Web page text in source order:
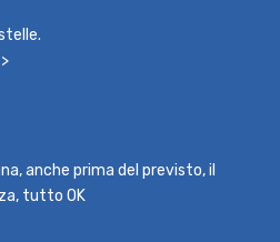
anche prima del previsto, il
tutto OK